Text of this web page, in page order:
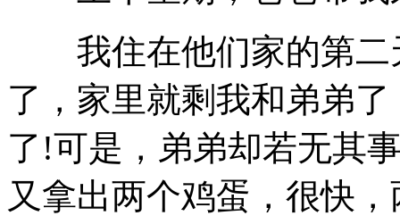
我住在他们家的第二
了，家里就剩我和弟弟
了!可是，弟弟却若无其
又拿出两个鸡蛋，很快